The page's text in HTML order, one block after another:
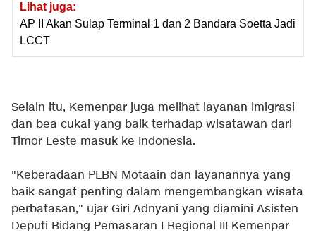
Lihat juga:
AP II Akan Sulap Terminal 1 dan 2 Bandara Soetta Jadi
LCCT
Selain itu, Kemenpar juga melihat layanan imigrasi
dan bea cukai yang baik terhadap wisatawan dari
Timor Leste masuk ke Indonesia.
"Keberadaan PLBN Motaain dan layanannya yang
baik sangat penting dalam mengembangkan wisata
perbatasan," ujar Giri Adnyani yang diamini Asisten
Deputi Bidang Pemasaran I Regional III Kemenpar